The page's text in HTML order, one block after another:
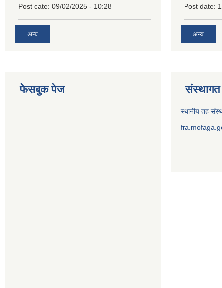
Post date: 09/02/2025 - 10:28
अन्य
Post date:
अन्य
फेसबुक पेज संस्थागत
स्थानीय तह